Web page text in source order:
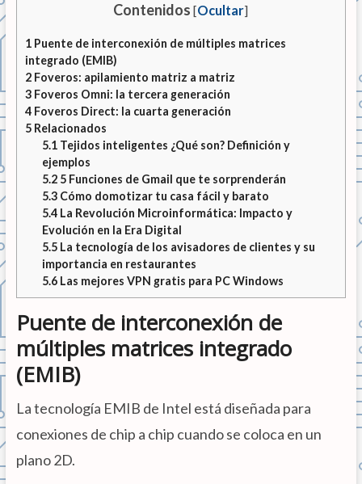
Contenidos [Ocultar]
1Puente de interconexión de múltiples matrices
integrado (EMIB)
2Foveros: apilamiento matriz a matriz
3Foveros Omni: la tercera generación
4Foveros Direct: la cuarta generación
5Relacionados
5.1 Tejidos inteligentes ¿Qué son? Definición y
ejemplos
5.2 5 Funciones de Gmail que te sorprenderán
5.3 Cómo domotizar tu casa fácil y barato
5.4 La Revolución Microinformática: Impacto y
Evolución en la Era Digital
5.5 La tecnología de los avisadores de clientes y su
importancia en restaurantes
5.6 Las mejores VPN gratis para PC Windows
Puente de interconexión de
múltiples matrices integrado
(EMIB)
La tecnología EMIB de Intel está diseñada para
conexiones de chip a chip cuando se coloca en un
plano 2D.